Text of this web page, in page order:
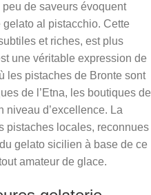
peu de saveurs évoquent
gelato al pistacchio. Cette
et riches, est plus
une véritable expression de
les pistaches de Bronte sont
de l’Etna, les boutiques de
niveau d’excellence. La
pistaches locales, reconnues
gelato sicilien à base de ce
amateur de glace.